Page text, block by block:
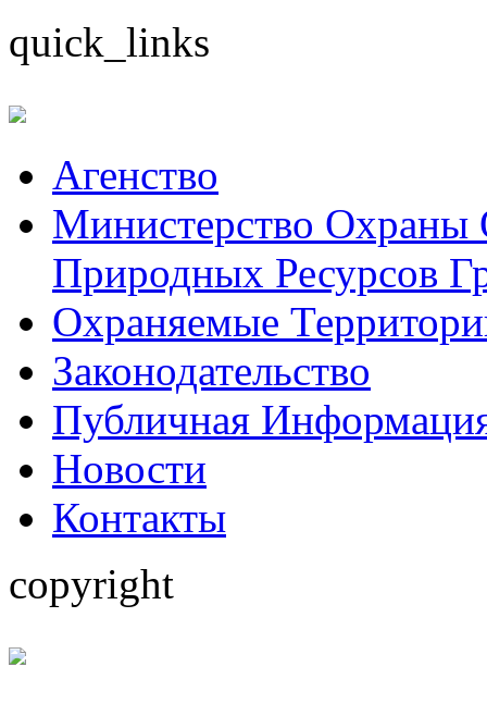
quick_links
Aгенство
Министерство
Природных Ресурсов
Охраняемые
Законодательство
Публичная
Hовости
Контакты
copyright